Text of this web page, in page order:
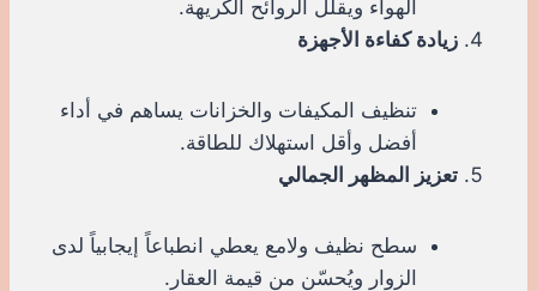
الهواء ويقلل الروائح الكريهة.
زيادة كفاءة الأجهزة
تنظيف المكيفات والخزانات يساهم في أداء
أفضل وأقل استهلاك للطاقة.
تعزيز المظهر الجمالي
سطح نظيف ولامع يعطي انطباعاً إيجابياً لدى
الزوار ويُحسّن من قيمة العقار.